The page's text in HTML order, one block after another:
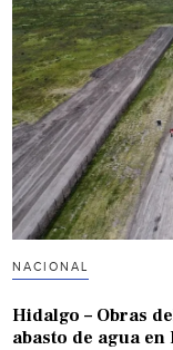
NACIONAL
Hidalgo – Obras
abasto de agua